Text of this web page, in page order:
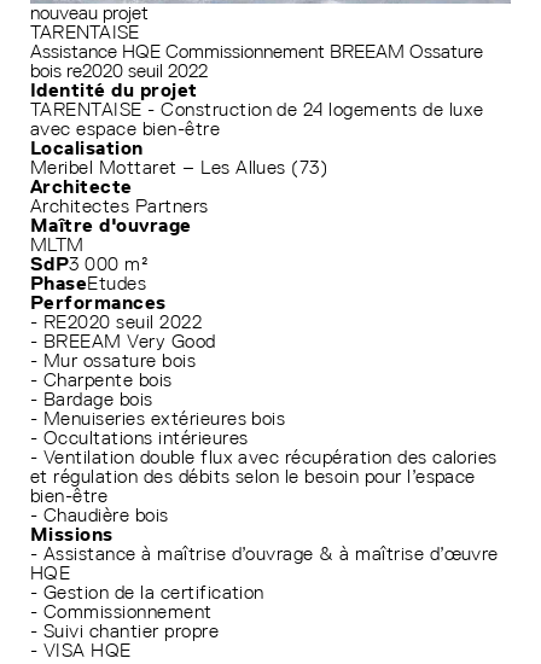
nouveau projet
TARENTAISE
Assistance HQE Commissionnement BREEAM Ossature
bois re2020 seuil 2022
Identité du projet
TARENTAISE - Construction de 24 logements de luxe
avec espace bien-être
Localisation
Meribel Mottaret – Les Allues (73)
Architecte
Architectes Partners
Maître d'ouvrage
MLTM
SdP3 000 m²
PhaseEtudes
Performances
- RE2020 seuil 2022
- BREEAM Very Good
- Mur ossature bois
- Charpente bois
- Bardage bois
- Menuiseries extérieures bois
- Occultations intérieures
- Ventilation double flux avec récupération des calories
et régulation des débits selon le besoin pour l’espace
bien-être
- Chaudière bois
Missions
- Assistance à maîtrise d’ouvrage & à maîtrise d’œuvre
HQE
- Gestion de la certification
- Commissionnement
- Suivi chantier propre
- VISA HQE